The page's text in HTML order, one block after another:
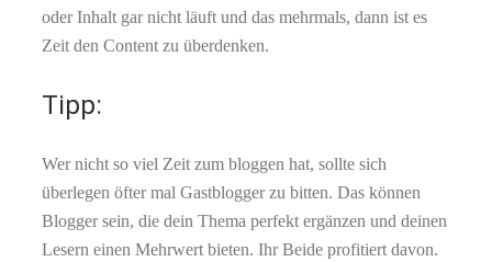
oder Inhalt gar nicht läuft und das mehrmals, dann ist es
Zeit den Content zu überdenken.
Tipp:
Wer nicht so viel Zeit zum bloggen hat, sollte sich
überlegen öfter mal Gastblogger zu bitten. Das können
Blogger sein, die dein Thema perfekt ergänzen und deinen
Lesern einen Mehrwert bieten. Ihr Beide profitiert davon.